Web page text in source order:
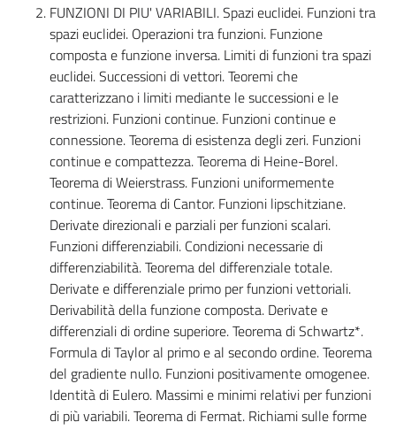
FUNZIONI DI PIU' VARIABILI. Spazi euclidei. Funzioni tra
spazi euclidei. Operazioni tra funzioni. Funzione
composta e funzione inversa. Limiti di funzioni tra spazi
euclidei. Successioni di vettori. Teoremi che
caratterizzano i limiti mediante le successioni e le
restrizioni. Funzioni continue. Funzioni continue e
connessione. Teorema di esistenza degli zeri. Funzioni
continue e compattezza. Teorema di Heine-Borel.
Teorema di Weierstrass. Funzioni uniformemente
continue. Teorema di Cantor. Funzioni lipschitziane.
Derivate direzionali e parziali per funzioni scalari.
Funzioni differenziabili. Condizioni necessarie di
differenziabilità. Teorema del differenziale totale.
Derivate e differenziale primo per funzioni vettoriali.
Derivabilità della funzione composta. Derivate e
differenziali di ordine superiore. Teorema di Schwartz*.
Formula di Taylor al primo e al secondo ordine. Teorema
del gradiente nullo. Funzioni positivamente omogenee.
Identità di Eulero. Massimi e minimi relativi per funzioni
di più variabili. Teorema di Fermat. Richiami sulle forme